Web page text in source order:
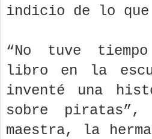
indicio de lo que
“No tuve
libro en la
inventé una
sobre
maestra, la